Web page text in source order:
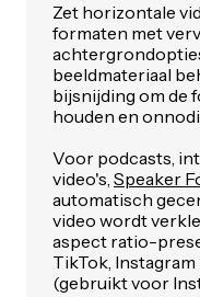
Zet horizontale
formaten met
beeldmateriaal
bijsnijding om de
houden en
Voor podcasts,
video's, Speaker
automatisch
video wordt
aspect ratio-
TikTok, Instagram
(gebruikt voor